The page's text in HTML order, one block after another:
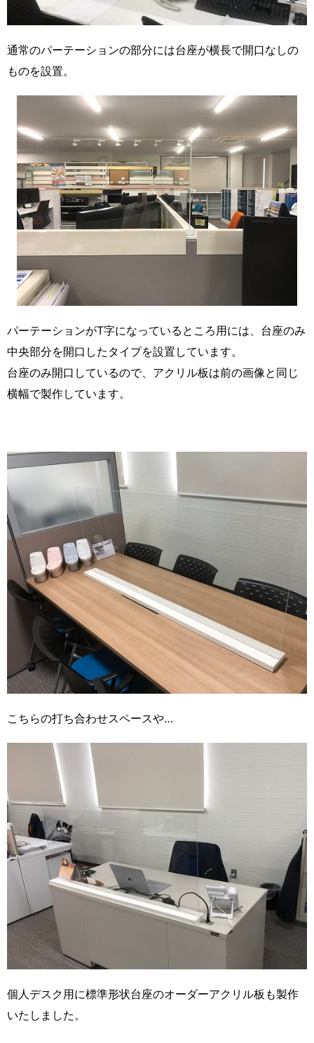
通常のパーテーションの部分には台座が横長で開口なしの
ものを設置。
パーテーションがT字になっているところ用には、台座のみ
中央部分を開口したタイプを設置しています。
台座のみ開口しているので、アクリル板は前の画像と同じ
横幅で製作しています。
こちらの打ち合わせスペースや…
個人デスク用に標準形状台座のオーダーアクリル板も製作
いたしました。